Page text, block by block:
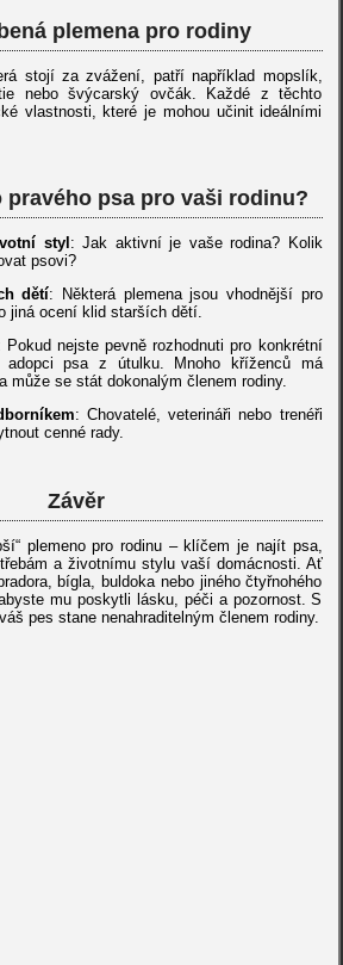
plemena pro rodiny
stojí za zvážení, patří například mopslík,
nebo švýcarský ovčák. Každé z těchto
vlastnosti, které je mohou učinit ideálními
pravého psa pro vaši rodinu?
styl : Jak aktivní je vaše rodina? Kolik
psovi?
dětí: Některá plemena jsou vhodnější pro
jiná ocení klid starších dětí.
Pokud nejste pevně rozhodnuti pro konkrétní
adopci psa z útulku. Mnoho kříženců má
může se stát dokonalým členem rodiny.
: Chovatelé, veterináři nebo trenéři
cenné rady.
Závěr
plemeno pro rodinu – klíčem je najít psa,
a životnímu stylu vaší domácnosti. Ať
bígla, buldoka nebo jiného čtyřnohého
mu poskytli lásku, péči a pozornost. S
pes stane nenahraditelným členem rodiny.